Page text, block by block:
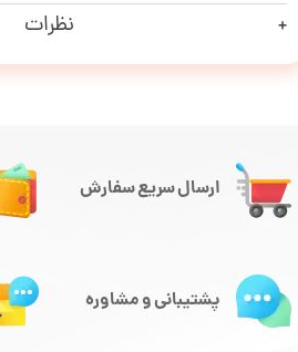
نظرات
ارسال سریع سفارش
پشتیبانی و مشاوره